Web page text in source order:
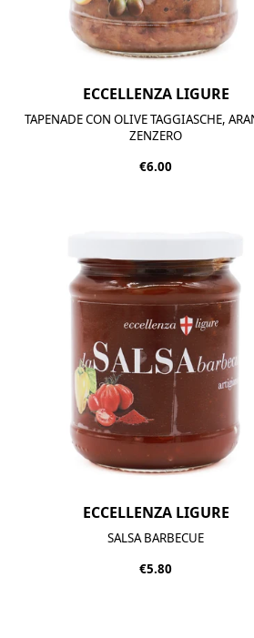
ECCELLENZA LIGURE
TAPENADE CON OLIVE TAGGIASCHE,
ZENZERO
€6.00
ECCELLENZA LIGURE
SALSA BARBECUE
€5.80